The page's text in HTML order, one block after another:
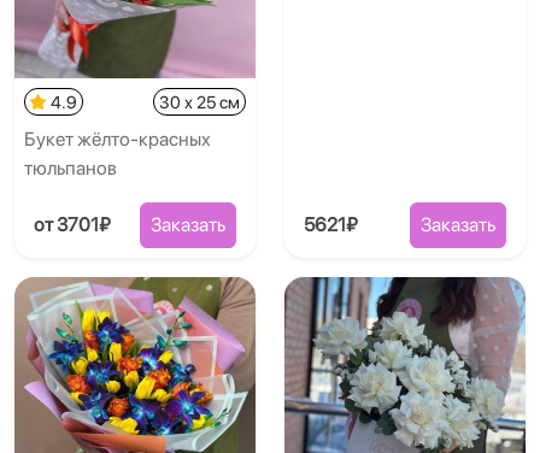
4.9 30 x 25 см
Букет жёлто-красных
тюльпанов
от 3701₽ Заказать 5621₽ Заказать